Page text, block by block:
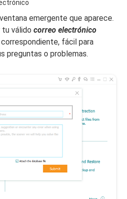
emergente que aparece.
tu válidocorreo electrónico
fácil para
preguntas o problemas.